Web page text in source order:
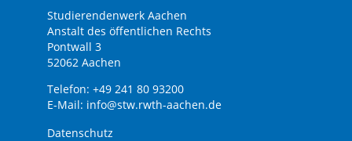
Studierendenwerk Aachen
Anstalt des öffentlichen Rechts
Pontwall 3
52062 Aachen
Telefon: +49 241 80 93200
E-Mail: info@stw.rwth-aachen.de
Datenschutz